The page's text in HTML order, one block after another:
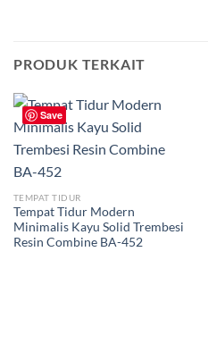
PRODUK TERKAIT
Save
TEMPAT TIDUR
Tempat Tidur Modern
Minimalis Kayu Solid Trembesi
Resin Combine BA-452